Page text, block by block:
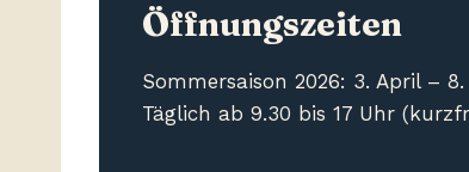
Öffnungszeiten
Sommersaison 2026: 3. April –
Täglich ab 9.30 bis 17 Uhr